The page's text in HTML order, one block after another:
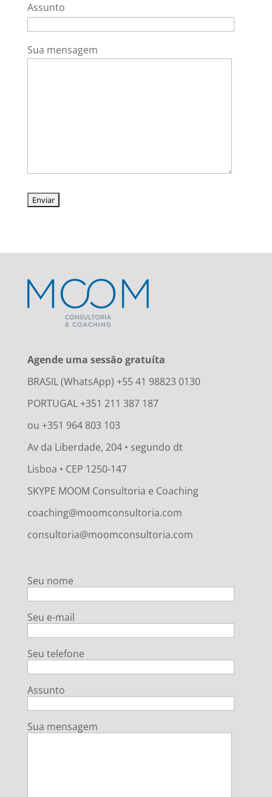
Assunto
Sua mensagem
Agende uma sessão gratuíta
BRASIL (WhatsApp) +55 41 98823 0130
PORTUGAL +351 211 387 187
ou +351 964 803 103
Av da Liberdade, 204 • segundo dt
Lisboa • CEP 1250-147
SKYPE MOOM Consultoria e Coaching
coaching@moomconsultoria.com
consultoria@moomconsultoria.com
Seu nome
Seu e-mail
Seu telefone
Assunto
Sua mensagem